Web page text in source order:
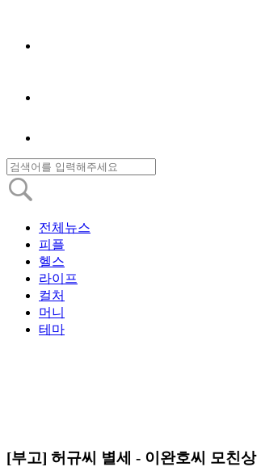
전체뉴스
피플
헬스
라이프
컬처
머니
테마
[부고] 허규씨 별세 - 이완호씨 모친상